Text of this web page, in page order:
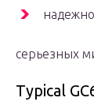
серьезных
Typical